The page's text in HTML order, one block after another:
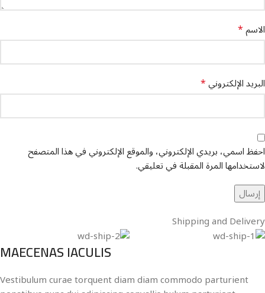
الاسم*
البريد الإلكتروني*
احفظ اسمي، بريدي الإلكتروني، والموقع الإلكتروني في هذا المتصفح
لاستخدامها المرة المقبلة في تعليقي.
Shipping and Delivery
MAECENAS IACULIS
Vestibulum curae torquent diam diam commodo parturient